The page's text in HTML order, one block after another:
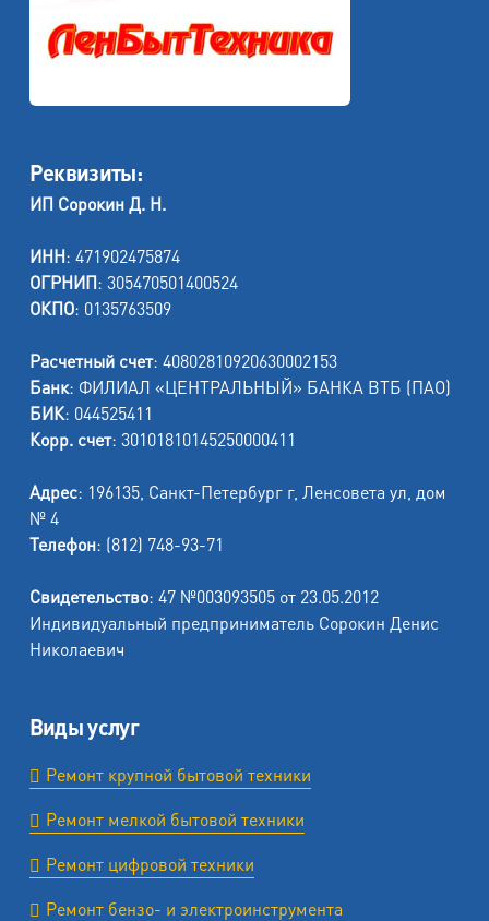
Реквизиты:
ИП Сорокин Д. Н.
ИНН: 471902475874
ОГРНИП: 305470501400524
ОКПО: 0135763509
Расчетный счет: 40802810920630002153
Банк: ФИЛИАЛ «ЦЕНТРАЛЬНЫЙ» БАНКА ВТБ (ПАО)
БИК: 044525411
Корр. счет: 30101810145250000411
Адрес: 196135, Санкт-Петербург г, Ленсовета ул, дом
№ 4
Телефон: (812) 748-93-71
Свидетельство: 47 №003093505 от 23.05.2012
Индивидуальный предприниматель Сорокин Денис
Николаевич
Виды услуг
Ремонт крупной бытовой техники
Ремонт мелкой бытовой техники
Ремонт цифровой техники
Ремонт бензо- и электроинструмента